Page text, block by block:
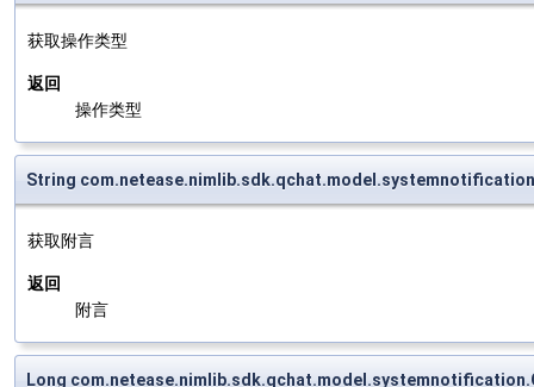
获取操作类型
返回
操作类型
String
获取附言
返回
附言
Long